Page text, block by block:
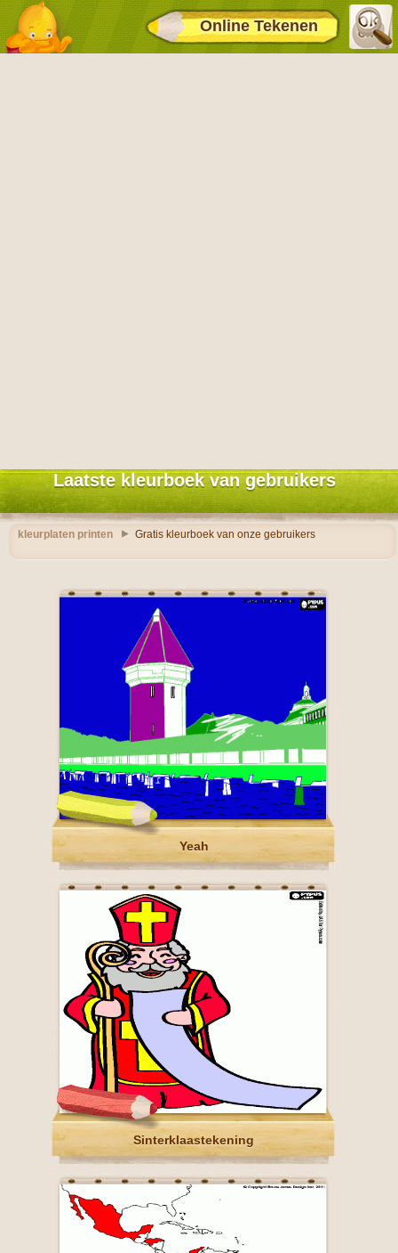
Online Tekenen
Laatste kleurboek van gebruikers
kleurplaten printen Gratis kleurboek van onze gebruikers
Yeah
Sinterklaastekening